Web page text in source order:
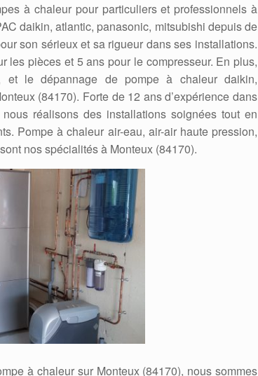
à chaleur pour particuliers et professionnels à
daikin, atlantic, panasonic, mitsubishi depuis de
son sérieux et sa rigueur dans ses installations.
les pièces et 5 ans pour le compresseur. En plus,
et le dépannage de pompe à chaleur daikin,
(84170). Forte de 12 ans d’expérience dans
réalisons des installations soignées tout en
Pompe à chaleur air-eau, air-air haute pression,
nos spécialités à Monteux (84170).
à chaleur sur Monteux (84170), nous sommes